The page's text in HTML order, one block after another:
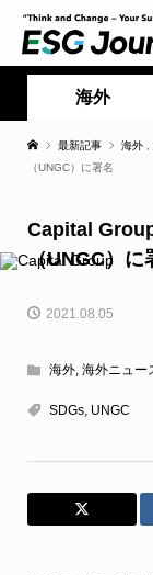
海外
最新記事 海外
（UNGC）に署名
Capital
（UNGC）に
2021.08.05
海外, 海外ニュー
SDGs, UNGC